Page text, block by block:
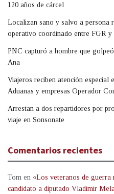
120 años de cárcel
Localizan sano y salvo a persona
operativo coordinado entre FGR y
PNC capturó a hombre que
Ana
Viajeros reciben atención especial
Aduanas y empresas Operador
Arrestan a dos repartidores por
viaje en Sonsonate
Comentarios recientes
Tom en «Los veteranos de guerra
candidato a diputado Vladimir